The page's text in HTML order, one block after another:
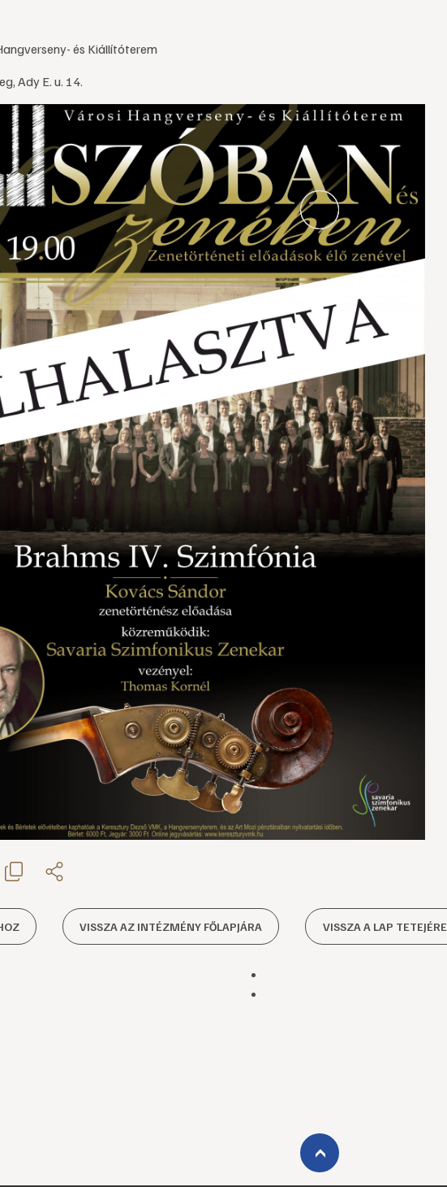
és Kiállítóterem
Ady E. u. 14.
VISSZA AZ INTÉZMÉNY FŐLAPJÁRA VISSZA A LAP TETEJÉRE
›